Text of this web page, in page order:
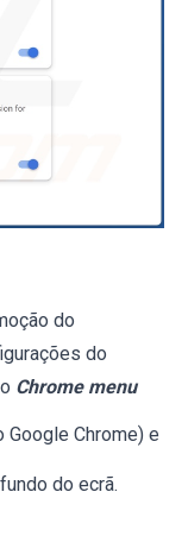
do
do
Chrome menu
Chrome) e
do ecrã.